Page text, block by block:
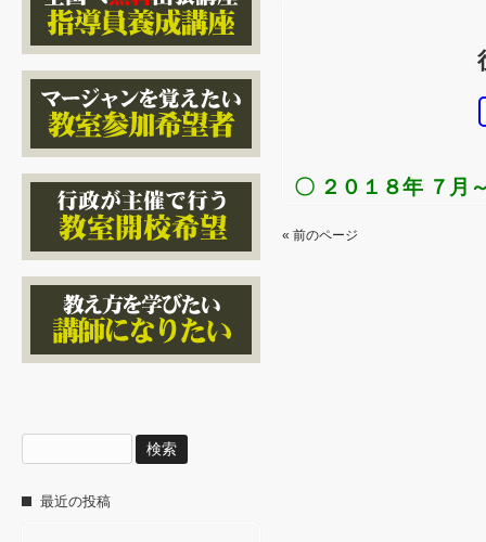
〇 ２０１８年 ７月
« 前のページ
索:
最近の投稿